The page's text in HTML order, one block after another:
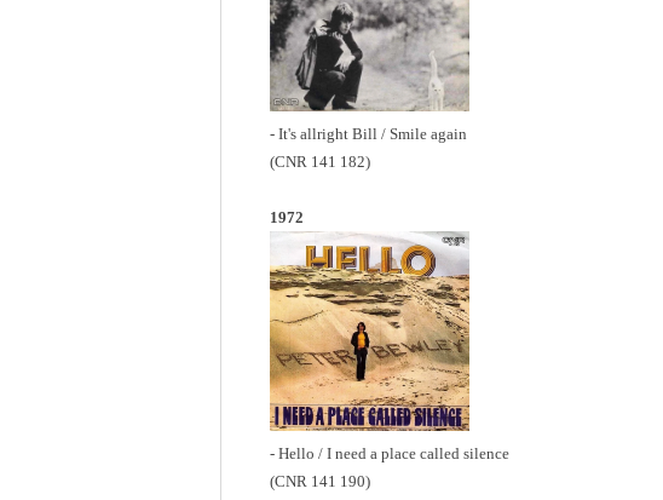
- It's allright Bill / Smile again
(CNR 141 182)
1972
- Hello / I need a place called silence
(CNR 141 190)